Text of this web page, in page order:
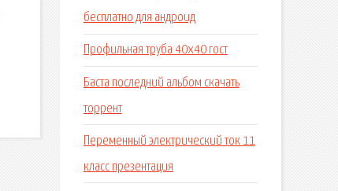
бесплатно для андроид
Профильная труба 40х40 гост
Баста последний альбом скачать
торрент
Переменный электрический ток 11
класс презентация